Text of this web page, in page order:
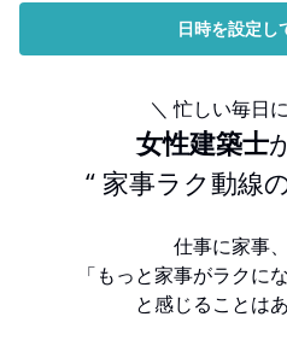
日時を設定し
＼ 忙しい毎日
女性建築士
“ 家事ラク動線
仕事に家事
「もっと家事がラクに
と感じることは